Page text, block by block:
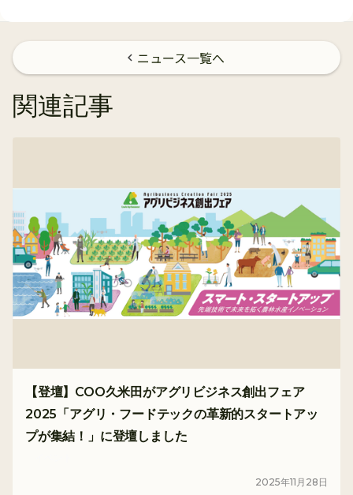
chevron_left ニュース一覧へ
関連記事
【登壇】COO久米田がアグリビジネス創出フェア
2025「アグリ・フードテックの革新的スタートアッ
プが集結！」に登壇しました
2025年11 月 28 日